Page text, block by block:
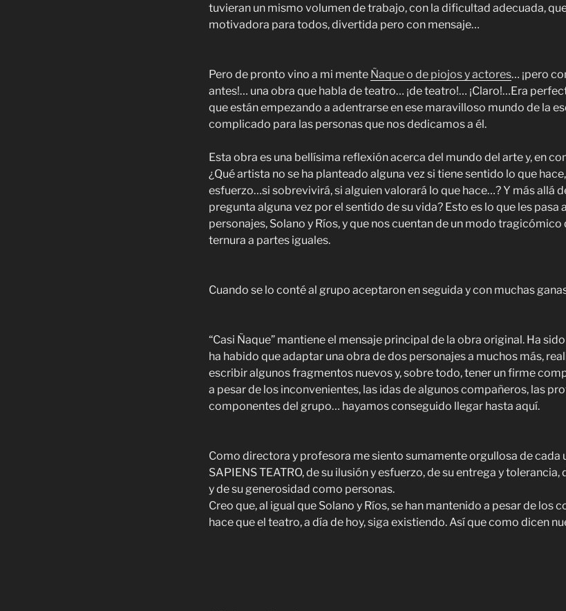
tuvieran un mismo volumen de trabajo, con la dificultad adecuada,
motivadora para todos, divertida pero con mensaje…
Pero de pronto vino a mi mente Ñaque o de piojos y actores… ¡pero
antes!… una obra que habla de teatro… ¡de teatro!… ¡Claro!…Era
que están empezando a adentrarse en ese maravilloso mundo de la
complicado para las personas que nos dedicamos a él.
Esta obra es una bellísima reflexión acerca del mundo del arte y, en
¿Qué artista no se ha planteado alguna vez si tiene sentido lo que
esfuerzo…si sobrevivirá, si alguien valorará lo que hace…? Y más allá
pregunta alguna vez por el sentido de su vida? Esto es lo que les
personajes, Solano y Ríos, y que nos cuentan de un modo
ternura a partes iguales.
Cuando se lo conté al grupo aceptaron en seguida y con muchas
“Casi Ñaque” mantiene el mensaje principal de la obra original. Ha
ha habido que adaptar una obra de dos personajes a muchos más,
escribir algunos fragmentos nuevos y, sobre todo, tener un firme
a pesar de los inconvenientes, las idas de algunos compañeros, las
componentes del grupo… hayamos conseguido llegar hasta aquí.
Como directora y profesora me siento sumamente orgullosa de cada
SAPIENS TEATRO, de su ilusión y esfuerzo, de su entrega y
y de su generosidad como personas.
Creo que, al igual que Solano y Ríos, se han mantenido a pesar de los
hace que el teatro, a día de hoy, siga existiendo. Así que como dicen